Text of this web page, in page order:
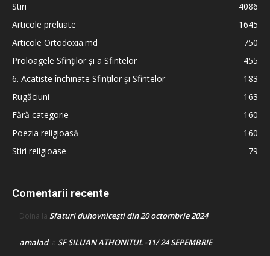
Stiri
4086
Articole preluate
1645
Articole Ortodoxia.md
750
Proloagele Sfinților și a Sfintelor
455
6. Acatiste închinate Sfinților și Sfintelor
183
Rugăciuni
163
Fără categorie
160
Poezia religioasă
160
Stiri religioase
79
Comentarii recente
Doina la Sfaturi duhovnicești din 20 octombrie 2024
amaladla SF SILUAN ATHONITUL -11/ 24 SEPEMBRIE